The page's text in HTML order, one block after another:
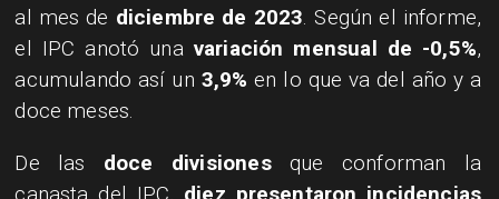
al mes de diciembre de 2023. Según el informe,
el IPC anotó una variación mensual de -0,5%,
acumulando así un 3,9% en lo que va del año y a
doce meses.
​De las doce divisionesque conforman la